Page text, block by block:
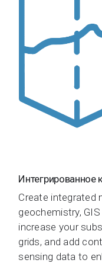
Интегрированное
Create integrated
geochemistry,
increase your
grids, and add
sensing data to